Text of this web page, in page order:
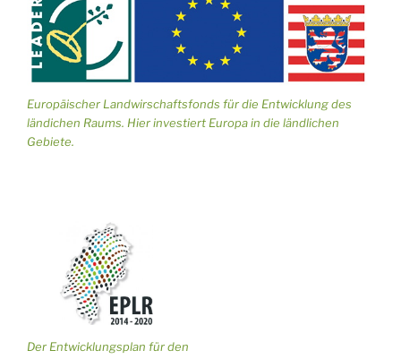
Europäischer Landwirschaftsfonds für die Entwicklung des
ländichen Raums. Hier investiert Europa in die ländlichen
Gebiete.
Der Entwicklungsplan für den